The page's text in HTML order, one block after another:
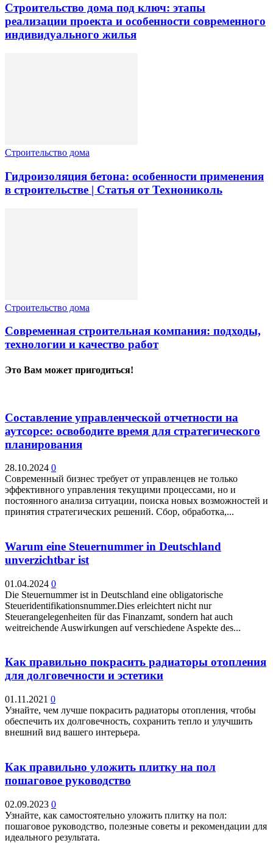
Строительство дома под ключ: этапы
реализации проекта и особенности современного
индивидуального жилья
Строительство дома
Гидроизоляция бетона: особенности применения
в строительстве | Статья от Технониколь
Строительство дома
Современная строительная компания: подходы,
технологии и качество работ
Это Вам может пригодиться!
Составление управленческой отчетности на
аутсорсе: освободите время для стратегического
планирования
28.10.2024 0
Современный бизнес требует от управленцев не только
эффективного управления текущими процессами, но и
постоянного анализа ситуации, поиска новых возможностей и
принятия стратегических решений. Сбор, обработка,...
Warum eine Steuernummer in Deutschland
unverzichtbar ist
01.04.2024 0
Die Steuernummer ist in Deutschland eine obligatorische
Steueridentifikationsnummer.Dies erleichtert nicht nur
Steuerangelegenheiten für das Finanzamt, sondern hat auch
weitreichende Auswirkungen auf verschiedene Aspekte des...
Как правильно покрасить радиаторы отопления
для долговечности и эстетики
01.11.2021 0
Узнайте, чем лучше покрасить радиаторы отопления, чтобы
обеспечить их долговечность, сохранить тепло и улучшить
внешний вид вашего интерьера.
Как правильно уложить плитку на пол
пошаговое руководство
02.09.2023 0
Узнайте, как самостоятельно уложить плитку на пол:
пошаговое руководство, полезные советы и рекомендации для
идеального результата.